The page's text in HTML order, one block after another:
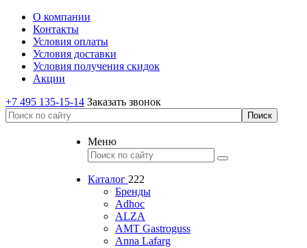
О компании
Контакты
Условия оплаты
Условия доставки
Условия получения скидок
Акции
+7 495 135-15-14 Заказать звонок
Меню
Каталог 222
Бренды
Adhoc
ALZA
AMT Gastroguss
Anna Lafarg